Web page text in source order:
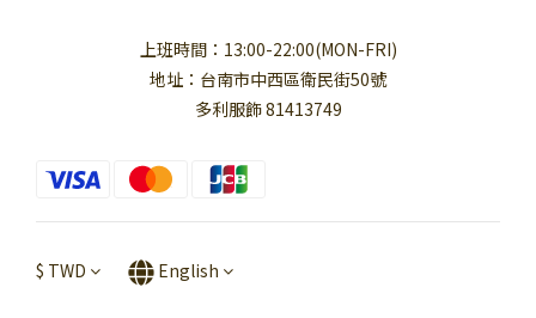
上班時間：13:00-22:00(MON-FRI)
地址：台南市中西區衛民街50號
多利服飾 81413749
$ TWD English